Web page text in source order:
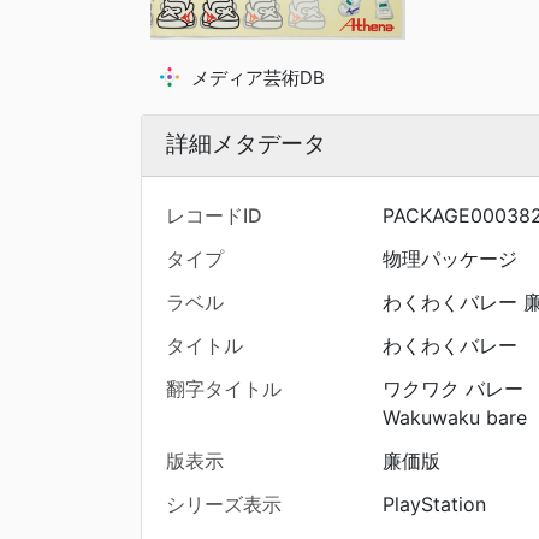
メディア芸術DB
詳細メタデータ
レコードID
タイプ
物理パッケージ
ラベル
わくわくバレー
タイトル
わくわくバレー
翻字タイトル
ワクワク バレー
Wakuwaku bare
版表示
廉価版
シリーズ表示
PlayStation